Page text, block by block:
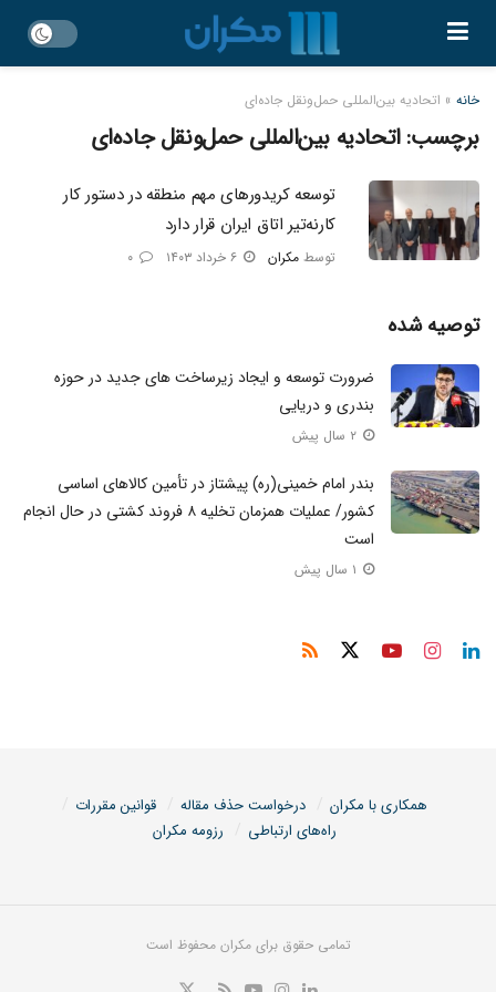
خانه » اتحادیه بین‌المللی حمل‌ونقل جاده‌ای
برچسب:اتحادیه بین‌المللی حمل‌ونقل جاده‌ای
توسعه کریدورهای مهم منطقه در دستور کار
کارنه‌تیر اتاق ایران قرار دارد
توسط مکران
توصیه شده
ضرورت توسعه و ایجاد زیرساخت‌ های جدید در حوزه
بندری و دریایی
بندر امام خمینی(ره) پیشتاز در تأمین کالاهای اساسی
کشور/ عملیات همزمان تخلیه ۸ فروند کشتی در حال انجام
است
همکاری با مکران درخواست حذف مقاله
قوانین مقررات
راه‌های ارتباطی
رزومه مکران
تمامی حقوق برای مکران محفوظ است